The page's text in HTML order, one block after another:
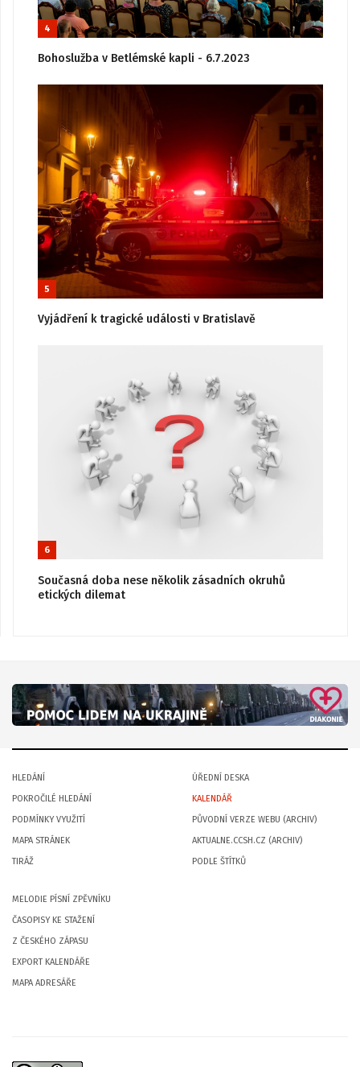
4
Bohoslužba v Betlémské kapli - 6.7.2023
5
Vyjádření k tragické události v Bratislavě
6
Současná doba nese několik zásadních okruhů
etických dilemat
HLEDÁNÍ
POKROČILÉ HLEDÁNÍ
PODMÍNKY VYUŽITÍ
MAPA STRÁNEK
TIRÁŽ
ÚŘEDNÍ DESKA
KALENDÁŘ
PŮVODNÍ VERZE WEBU (ARCHIV)
AKTUALNE.CCSH.CZ (ARCHIV)
PODLE ŠTÍTKŮ
MELODIE PÍSNÍ ZPĚVNÍKU
ČASOPISY KE STAŽENÍ
Z ČESKÉHO ZÁPASU
EXPORT KALENDÁŘE
MAPA ADRESÁŘE